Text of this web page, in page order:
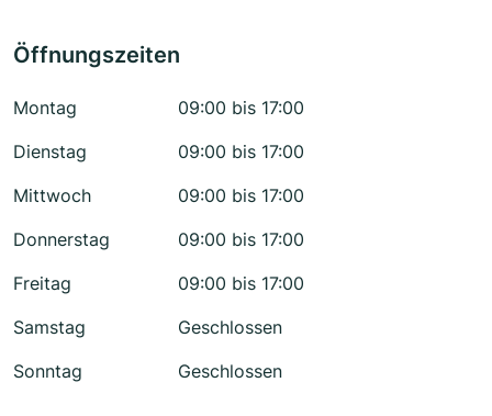
Öffnungszeiten
Montag
09:00 bis 17:00
Dienstag
09:00 bis 17:00
Mittwoch
09:00 bis 17:00
Donnerstag
09:00 bis 17:00
Freitag
09:00 bis 17:00
Samstag
Geschlossen
Sonntag
Geschlossen